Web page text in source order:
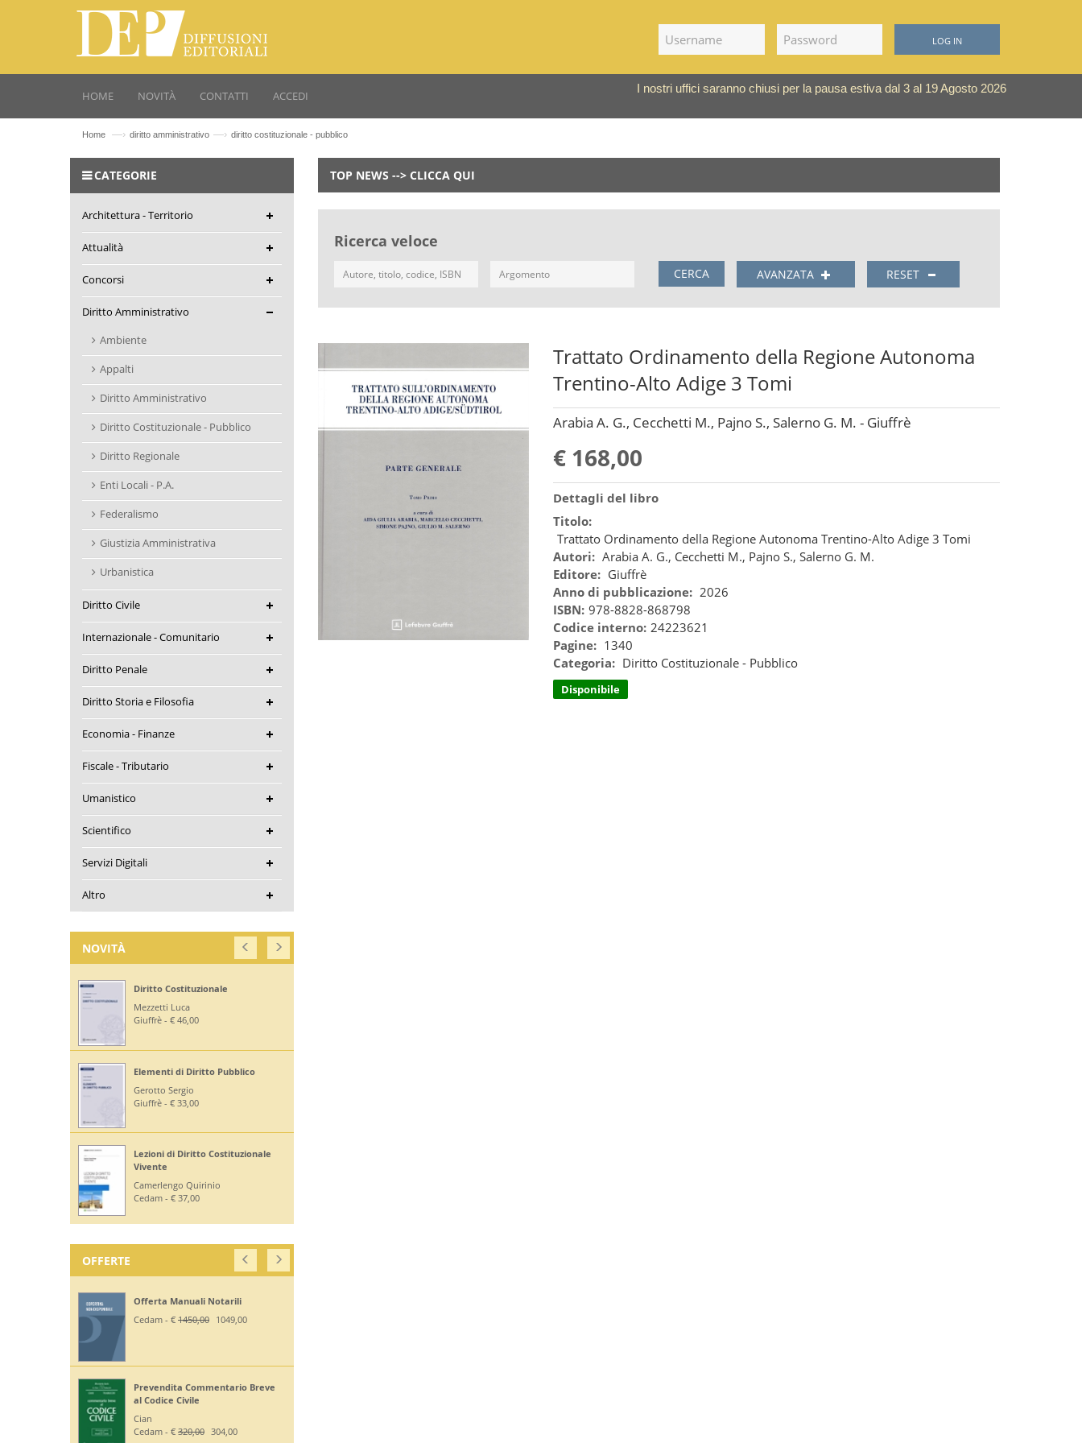
LOG IN
HOME NOVITÀ CONTATTI ACCEDI
I nostri uffici saranno chiusi per la pausa estiva dal 3 al 19 Agosto 2026
Home —› diritto amministrativo —› diritto costituzionale - pubblico
TOP NEWS --> CLICCA QUI
Ricerca veloce
CERCA AVANZATA RESET
Trattato Ordinamento della Regione Autonoma
Trentino-Alto Adige 3 Tomi
Arabia A. G., Cecchetti M., Pajno S., Salerno G. M. - Giuffrè
€ 168,00
Dettagli del libro
Titolo:
Trattato Ordinamento della Regione Autonoma Trentino-Alto Adige 3 Tomi
Autori: Arabia A. G., Cecchetti M., Pajno S., Salerno G. M.
Editore: Giuffrè
Anno di pubblicazione: 2026
ISBN: 978-8828-868798
Codice interno: 24223621
Pagine: 1340
Categoria: Diritto Costituzionale - Pubblico
Disponibile
CATEGORIE
Architettura - Territorio
Attualità
Concorsi
Diritto Amministrativo
Ambiente
Appalti
Diritto Amministrativo
Diritto Costituzionale - Pubblico
Diritto Regionale
Enti Locali - P.A.
Federalismo
Giustizia Amministrativa
Urbanistica
Diritto Civile
Internazionale - Comunitario
Diritto Penale
Diritto Storia e Filosofia
Economia - Finanze
Fiscale - Tributario
Umanistico
Scientifico
Servizi Digitali
Altro
NOVITÀ
Diritto Costituzionale
Mezzetti Luca
Giuffrè - € 46,00
Elementi di Diritto Pubblico
Gerotto Sergio
Giuffrè - € 33,00
Lezioni di Diritto Costituzionale
Vivente
Camerlengo Quirinio
Cedam - € 37,00
OFFERTE
Offerta Manuali Notarili
Cedam - € 1450,00 1049,00
Prevendita Commentario Breve
al Codice Civile
Cian
Cedam - € 320,00 304,00